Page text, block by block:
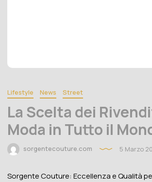
Lifestyle News Street
La Scelta dei
Moda in Tutto il
sorgentecouture.com 5 Marzo
Sorgente Couture: Eccellenza e Qualità